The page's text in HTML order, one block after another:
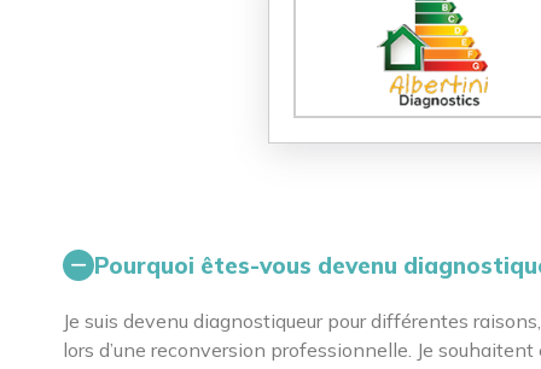
Pourquoi êtes-vous devenu
Je suis devenu diagnostiqueur pour différentes
lors d’une reconversion professionnelle. Je